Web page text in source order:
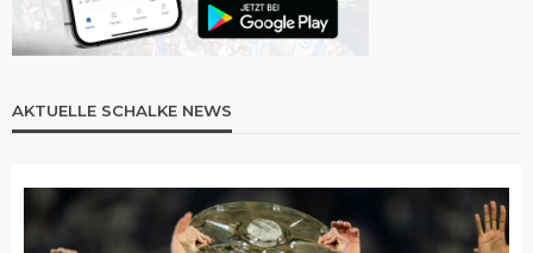
AKTUELLE SCHALKE NEWS